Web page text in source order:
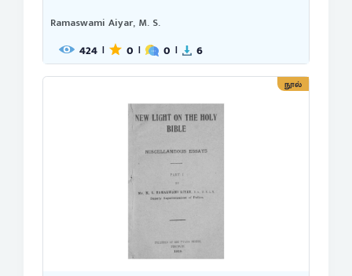
Ramaswami Aiyar, M. S.
424 | 0 | 0 | 6
நூல்